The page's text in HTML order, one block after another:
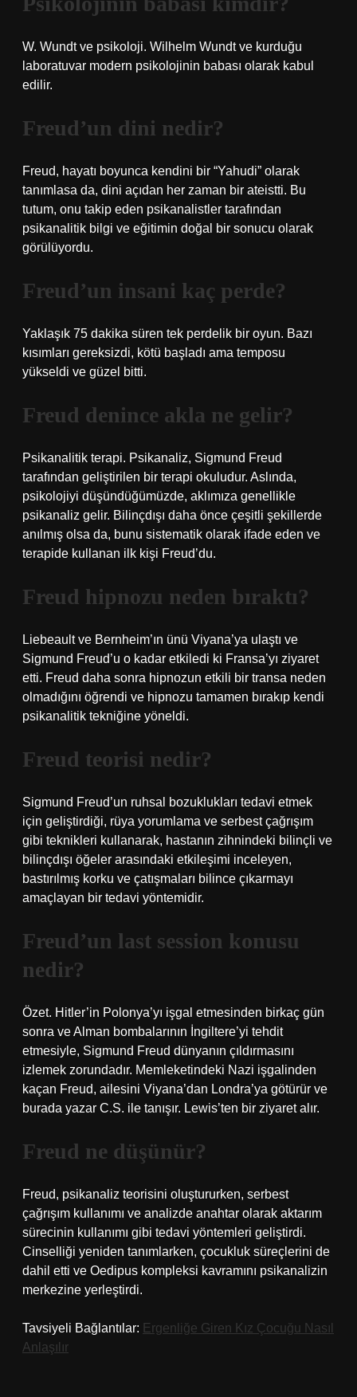
W. Wundt ve psikoloji. Wilhelm Wundt ve kurduğu
laboratuvar modern psikolojinin babası olarak kabul
edilir.
Freud’un dini nedir?
Freud, hayatı boyunca kendini bir “Yahudi” olarak
tanımlasa da, dini açıdan her zaman bir ateistti. Bu
tutum, onu takip eden psikanalistler tarafından
psikanalitik bilgi ve eğitimin doğal bir sonucu olarak
görülüyordu.
Freud’un insani kaç perde?
Yaklaşık 75 dakika süren tek perdelik bir oyun. Bazı
kısımları gereksizdi, kötü başladı ama temposu
yükseldi ve güzel bitti.
Freud denince akla ne gelir?
Psikanalitik terapi. Psikanaliz, Sigmund Freud
tarafından geliştirilen bir terapi okuludur. Aslında,
psikolojiyi düşündüğümüzde, aklımıza genellikle
psikanaliz gelir. Bilinçdışı daha önce çeşitli şekillerde
anılmış olsa da, bunu sistematik olarak ifade eden ve
terapide kullanan ilk kişi Freud’du.
Freud hipnozu neden bıraktı?
Liebeault ve Bernheim’ın ünü Viyana’ya ulaştı ve
Sigmund Freud’u o kadar etkiledi ki Fransa’yı ziyaret
etti. Freud daha sonra hipnozun etkili bir transa neden
olmadığını öğrendi ve hipnozu tamamen bırakıp kendi
psikanalitik tekniğine yöneldi.
Freud teorisi nedir?
Sigmund Freud’un ruhsal bozuklukları tedavi etmek
için geliştirdiği, rüya yorumlama ve serbest çağrışım
gibi teknikleri kullanarak, hastanın zihnindeki bilinçli ve
bilinçdışı öğeler arasındaki etkileşimi inceleyen,
bastırılmış korku ve çatışmaları bilince çıkarmayı
amaçlayan bir tedavi yöntemidir.
Freud’un last session konusu
nedir?
Özet. Hitler’in Polonya’yı işgal etmesinden birkaç gün
sonra ve Alman bombalarının İngiltere’yi tehdit
etmesiyle, Sigmund Freud dünyanın çıldırmasını
izlemek zorundadır. Memleketindeki Nazi işgalinden
kaçan Freud, ailesini Viyana’dan Londra’ya götürür ve
burada yazar C.S. ile tanışır. Lewis’ten bir ziyaret alır.
Freud ne düşünür?
Freud, psikanaliz teorisini oluştururken, serbest
çağrışım kullanımı ve analizde anahtar olarak aktarım
sürecinin kullanımı gibi tedavi yöntemleri geliştirdi.
Cinselliği yeniden tanımlarken, çocukluk süreçlerini de
dahil etti ve Oedipus kompleksi kavramını psikanalizin
merkezine yerleştirdi.
Tavsiyeli Bağlantılar: Ergenliğe Giren Kız Çocuğu Nasıl
Anlaşılır